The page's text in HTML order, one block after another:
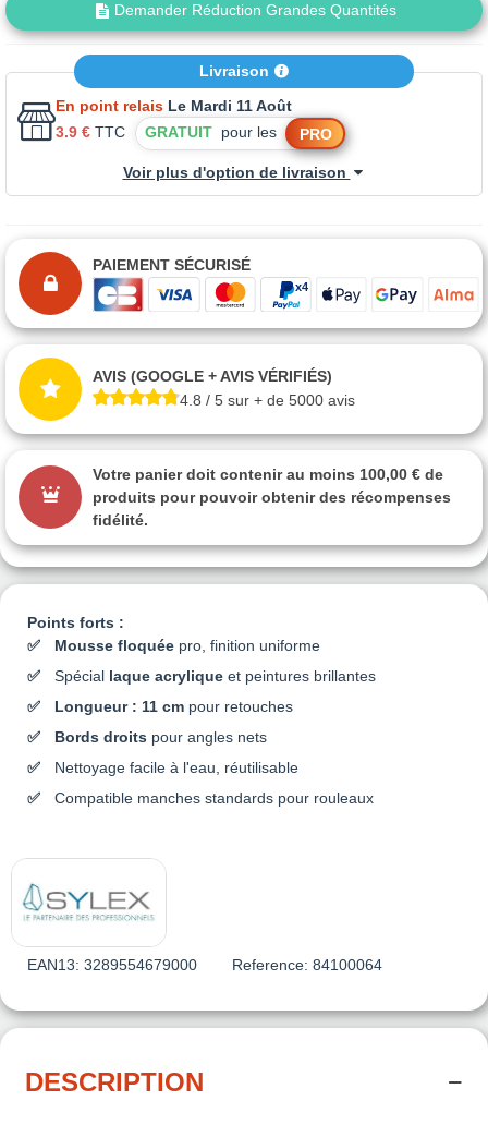
Points forts :
Mousse floquée pro, finition uniforme
Spécial laque acrylique et peintures brillantes
Longueur : 11 cm pour retouches
Bords droits pour angles nets
Nettoyage facile à l'eau, réutilisable
Compatible manches standards pour rouleaux
EAN13: 3289554679000 Reference: 84100064
Demander Réduction Grandes Quantités
Livraison
En point relais Le Mardi 11 Août
3.9 € TTC GRATUIT pour les PRO
Voir plus d'option de livraison
PAIEMENT SÉCURISÉ
AVIS (GOOGLE + AVIS VÉRIFIÉS)
4.8 / 5 sur + de 5000 avis
Votre panier doit contenir au moins 100,00 € de
produits pour pouvoir obtenir des récompenses
fidélité.
DESCRIPTION